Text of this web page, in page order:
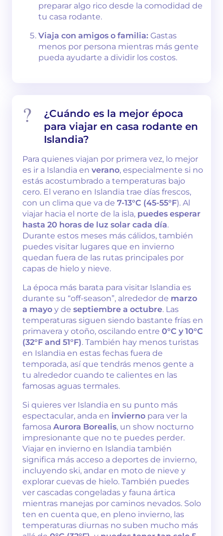
preparar algo rico desde la comodidad de
tu casa rodante.
Viaja con amigos o familia: Gastas
menos por persona mientras más gente
pueda ayudarte a dividir los costos.
¿Cuándo es la mejor época
para viajar en casa rodante en
Islandia?
Para quienes viajan por primera vez, lo mejor
es ir a Islandia en verano, especialmente si no
estás acostumbrado a temperaturas bajo
cero. El verano en Islandia trae días frescos,
con un clima que va de 7-13°C (45-55°F). Al
viajar hacia el norte de la isla, puedes esperar
hasta 20 horas de luz solar cada día.
Durante estos meses más cálidos, también
puedes visitar lugares que en invierno
quedan fuera de las rutas principales por
capas de hielo y nieve.
La época más barata para visitar Islandia es
durante su “off-season”, alrededor de marzo
a mayo y de septiembre a octubre. Las
temperaturas siguen siendo bastante frías en
primavera y otoño, oscilando entre 0°C y 10°C
(32°F and 51°F). También hay menos turistas
en Islandia en estas fechas fuera de
temporada, así que tendrás menos gente a
tu alrededor cuando te calientes en las
famosas aguas termales.
Si quieres ver Islandia en su punto más
espectacular, anda en invierno para ver la
famosa Aurora Borealis, un show nocturno
impresionante que no te puedes perder.
Viajar en invierno en Islandia también
significa más acceso a deportes de invierno,
incluyendo ski, andar en moto de nieve y
explorar cuevas de hielo. También puedes
ver cascadas congeladas y fauna ártica
mientras manejas por caminos nevados. Solo
ten en cuenta que, en pleno invierno, las
temperaturas diurnas no suben mucho más